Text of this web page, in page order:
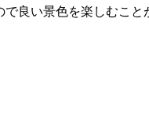
良い景色を楽しむこと